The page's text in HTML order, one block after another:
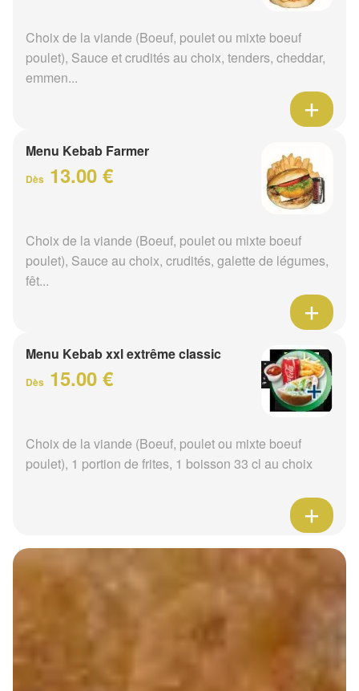
Choix de la viande (Boeuf, poulet ou mixte boeuf
poulet), Sauce et crudités au choix, tenders, cheddar,
emmen...
Menu Kebab Farmer
Dès 13.00 €
Choix de la viande (Boeuf, poulet ou mixte boeuf
poulet), Sauce au choix, crudités, galette de légumes,
fêt...
Menu Kebab xxl extrême classic
Dès 15.00 €
Choix de la viande (Boeuf, poulet ou mixte boeuf
poulet), 1 portion de frites, 1 boisson 33 cl au choix